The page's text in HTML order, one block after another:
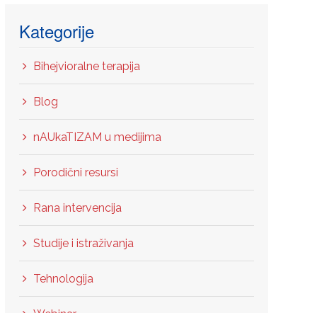
Kategorije
Bihejvioralne terapija
Blog
nAUkaTIZAM u medijima
Porodični resursi
Rana intervencija
Studije i istraživanja
Tehnologija